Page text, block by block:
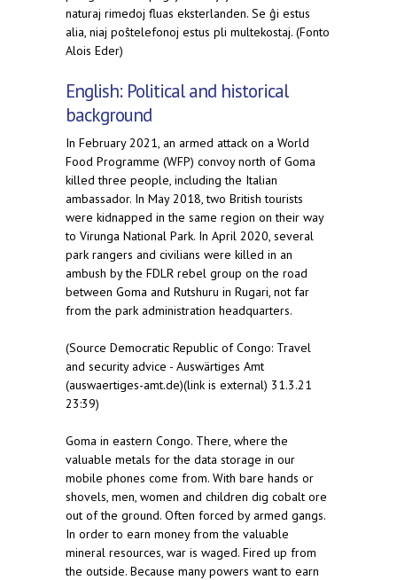
naturaj rimedoj fluas eksterlanden. Se ĝi estus
alia, niaj poŝtelefonoj estus pli multekostaj. (Fonto
Alois Eder)
English: Political and historical
background
In February 2021, an armed attack on a World
Food Programme (WFP) convoy north of Goma
killed three people, including the Italian
ambassador. In May 2018, two British tourists
were kidnapped in the same region on their way
to Virunga National Park. In April 2020, several
park rangers and civilians were killed in an
ambush by the FDLR rebel group on the road
between Goma and Rutshuru in Rugari, not far
from the park administration headquarters.
(Source Democratic Republic of Congo: Travel
and security advice - Auswärtiges Amt
(auswaertiges-amt.de)(link is external) 31.3.21
23:39)
Goma in eastern Congo. There, where the
valuable metals for the data storage in our
mobile phones come from. With bare hands or
shovels, men, women and children dig cobalt ore
out of the ground. Often forced by armed gangs.
In order to earn money from the valuable
mineral resources, war is waged. Fired up from
the outside. Because many powers want to earn